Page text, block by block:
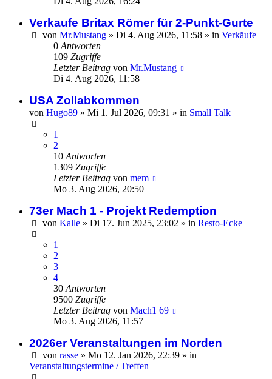
Verkaufe Britax Römer für 2-Punkt-Gurte
von Mr.Mustang » Di 4. Aug 2026, 11:58 » in Verkäufe
0 Antworten
109 Zugriffe
Letzter Beitrag von Mr.Mustang
Di 4. Aug 2026, 11:58
USA Zollabkommen
von Hugo89 » Mi 1. Jul 2026, 09:31 » in Small Talk
1
2
10 Antworten
1309 Zugriffe
Letzter Beitrag von mem
Mo 3. Aug 2026, 20:50
73er Mach 1 - Projekt Redemption
von Kalle » Di 17. Jun 2025, 23:02 » in Resto-Ecke
1
2
3
4
30 Antworten
9500 Zugriffe
Letzter Beitrag von Mach1 69
Mo 3. Aug 2026, 11:57
2026er Veranstaltungen im Norden
von rasse » Mo 12. Jan 2026, 22:39 » in
Veranstaltungstermine / Treffen